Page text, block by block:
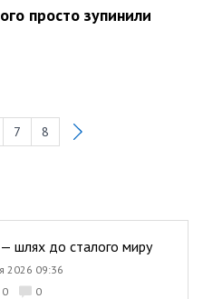
просто зупинили
7 8
шлях до сталого миру
2026 09:36
0 0